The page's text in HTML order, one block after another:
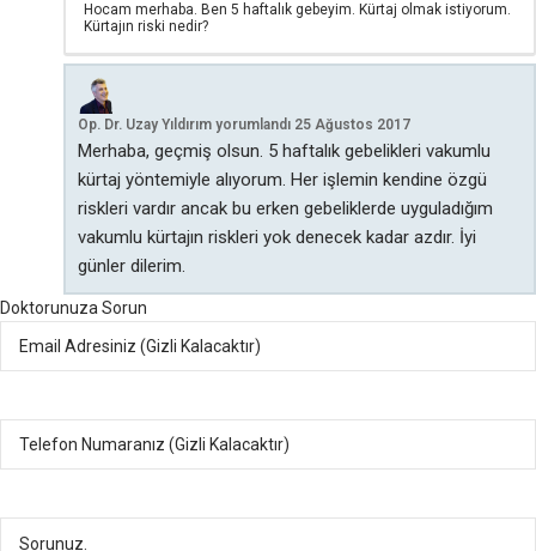
Hocam merhaba. Ben 5 haftalık gebeyim. Kürtaj olmak istiyorum.
Kürtajın riski nedir?
Op. Dr. Uzay Yıldırım yorumlandı 25 Ağustos 2017
Merhaba, geçmiş olsun. 5 haftalık gebelikleri vakumlu
kürtaj yöntemiyle alıyorum. Her işlemin kendine özgü
riskleri vardır ancak bu erken gebeliklerde uyguladığım
vakumlu kürtajın riskleri yok denecek kadar azdır. İyi
günler dilerim.
Doktorunuza Sorun